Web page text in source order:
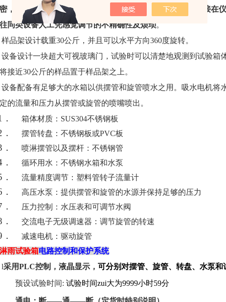
，由良好的步进电机加减速机驱动，摆动角度、频率可直接在仪
同类设备人工凭感觉调节的不精确性及烦琐。
样品架设计载重30公斤，并且可以水平方向360度旋转。
设备设计一块超大可视玻璃门，试验时可以清楚地观测到试验箱
接近30公斤的样品置于样品架之上。
设备配备有足够大的水箱以供摆管和旋管喷水之用。吸水电机将
的流量和压力从摆管或旋管的喷嘴喷出。
箱体材质： SUS304不锈钢板
摆管转盘：不锈钢板或PVC板
喷淋摆管以及摆杆：不锈钢管
循环用水：不锈钢水箱和水泵
流量精度调节：塑料管转子流量计
高压水泵：提供摆管和旋管的水源并保持足够的压力
压力控制：水压表和可调节水阀
交流电子无级调速器：调节旋管的转速
减速电机：驱动旋管
雨试验箱电路控制和保护系统
l采用PLC控制，液晶显示， 可分别对摆管、旋管、转盘、水泵和
预设试验时间: 试验时间zui大为9999小时59分